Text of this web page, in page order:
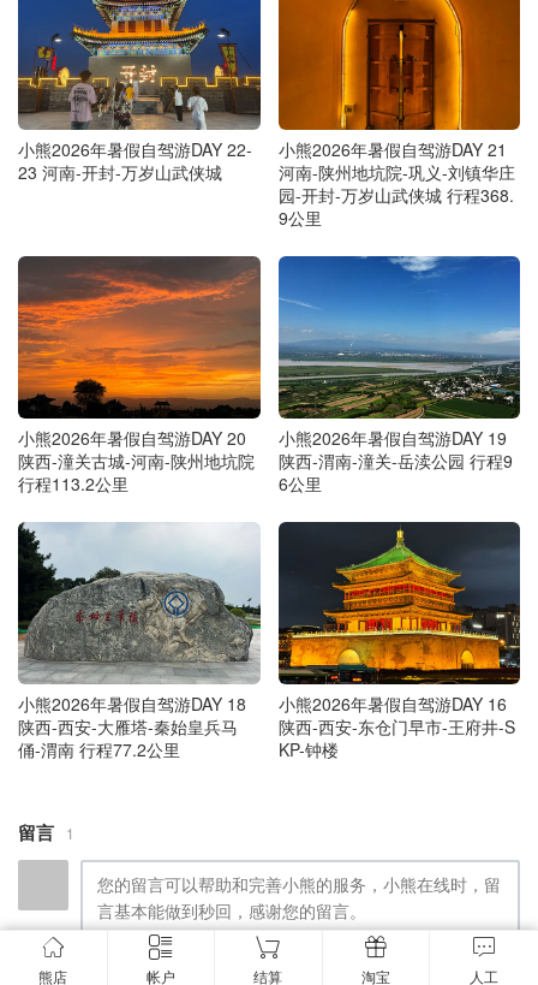
小熊2026年暑假自驾游DAY 22-
23 河南-开封-万岁山武侠城
小熊2026年暑假自驾游DAY 21
河南-陕州地坑院-巩义-刘镇华庄
园-开封-万岁山武侠城 行程368.
9公里
小熊2026年暑假自驾游DAY 20
陕西-潼关古城-河南-陕州地坑院
行程113.2公里
小熊2026年暑假自驾游DAY 19
陕西-渭南-潼关-岳渎公园 行程9
6公里
小熊2026年暑假自驾游DAY 18
陕西-西安-大雁塔-秦始皇兵马
俑-渭南 行程77.2公里
小熊2026年暑假自驾游DAY 16
陕西-西安-东仓门早市-王府井-S
KP-钟楼
留言 1
熊店 帐户 结算 淘宝 人工